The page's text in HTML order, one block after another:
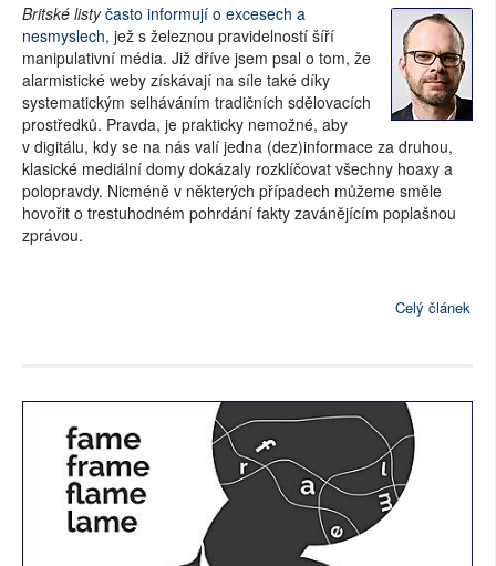
Britské listy často informují o excesech a
nesmyslech, jež s železnou pravidelností šíří
manipulativní média. Již dříve jsem psal o tom, že
alarmistické weby získávají na síle také díky
systematickým selháváním tradičních sdělovacích
prostředků. Pravda, je prakticky nemožné, aby
v digitálu, kdy se na nás valí jedna (dez)informace za druhou,
klasické mediální domy dokázaly rozklíčovat všechny hoaxy a
polopravdy. Nicméně v některých případech můžeme směle
hovořit o trestuhodném pohrdání fakty zavánějícím poplašnou
zprávou.
Celý článek